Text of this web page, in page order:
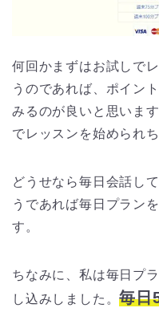
何回かまずはお試しで
うのであれば、ポイン
みるのが良いと思いま
でレッスンを始められち
どうせなら毎日会話し
うであれば毎日プラン
す。
ちなみに、私は毎日プ
し込みしました。毎日